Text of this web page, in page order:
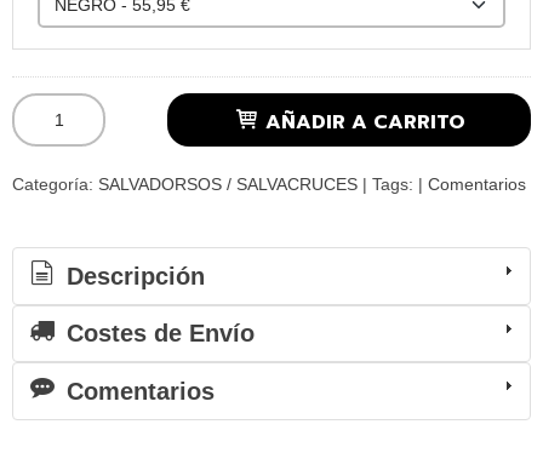
AÑADIR A CARRITO
Categoría: SALVADORSOS / SALVACRUCES | Tags: | Comentarios
Descripción
Costes de Envío
Comentarios